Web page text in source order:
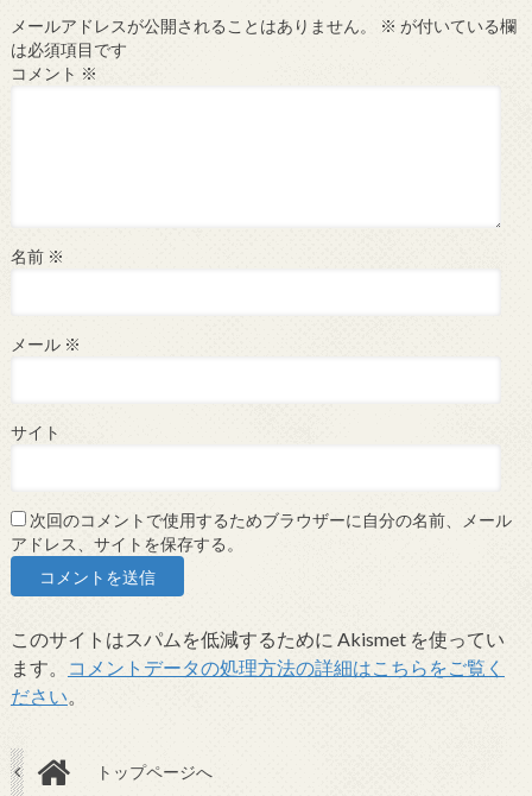
メールアドレスが公開されることはありません。 ※ が付いている欄
は必須項目です
コメント ※
名前 ※
メール ※
サイト
次回のコメントで使用するためブラウザーに自分の名前、メール
アドレス、サイトを保存する。
このサイトはスパムを低減するために Akismet を使ってい
ます。
コメントデータの処理方法の詳細はこちらをご覧く
ださい。
トップページへ